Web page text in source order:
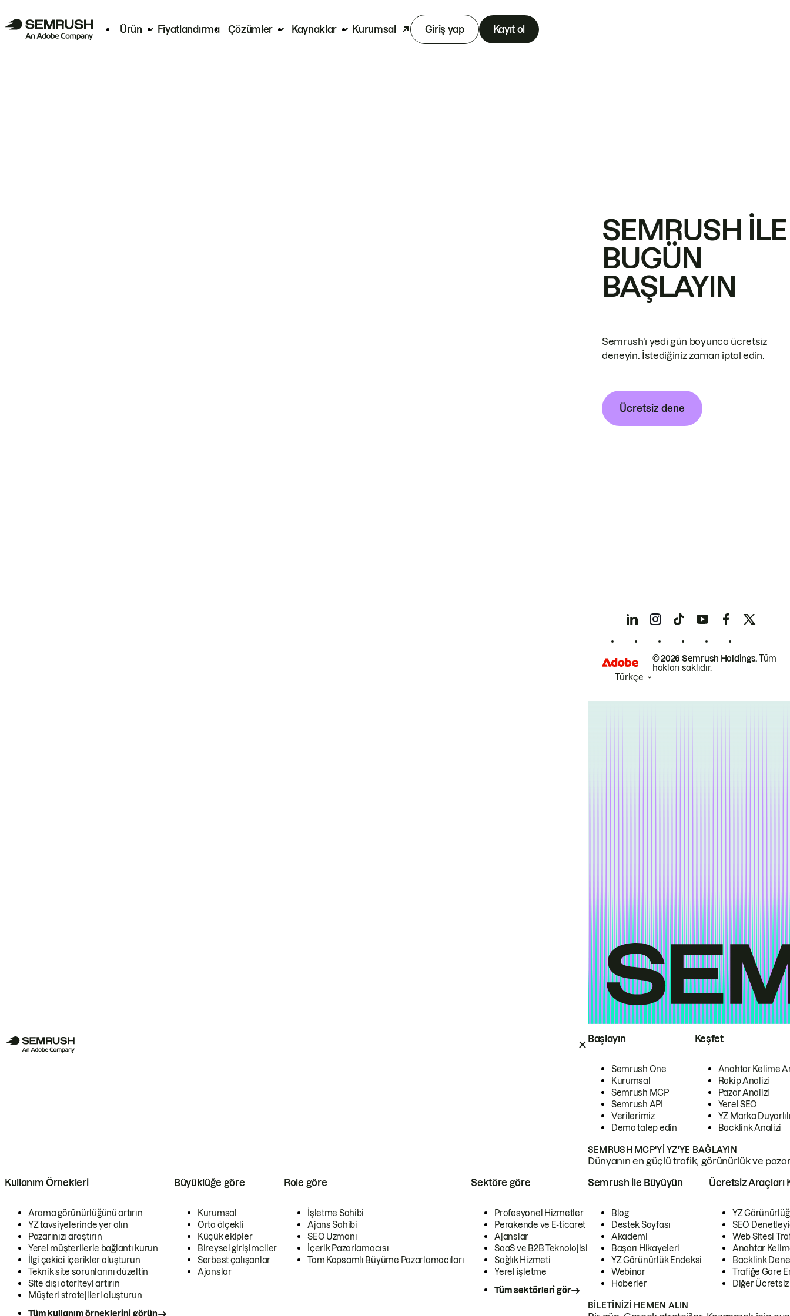
Ürün Fiyatlandırma Çözümler Kaynaklar Kurumsal Giriş yap Kayıt ol
Başlayın
Semrush One
Kurumsal
Semrush MCP
Semrush API
Verilerimiz
Demo talep edin
Keşfet
Anahtar Kelime
Rakip Analizi
Pazar Analizi
Yerel SEO
YZ Marka
Backlink Analizi
SEMRUSH MCP'YI YZ'YE BAĞLAYIN
Dünyanın en güçlü trafik, görünürlük ve
Kullanım Örnekleri
Arama görünürlüğünü artırın
YZ tavsiyelerinde yer alın
Pazarınızı araştırın
Yerel müşterilerle bağlantı kurun
İlgi çekici içerikler oluşturun
Teknik site sorunlarını düzeltin
Site dışı otoriteyi artırın
Müşteri stratejileri oluşturun
Tüm kullanım örneklerini görün
Büyüklüğe göre
Kurumsal
Orta ölçekli
Küçük ekipler
Bireysel girişimciler
Serbest çalışanlar
Ajanslar
Role göre
İşletme Sahibi
Ajans Sahibi
SEO Uzmanı
İçerik Pazarlamacısı
Tam Kapsamlı Büyüme Pazarlamacıları
Sektöre göre
Profesyonel Hizmetler
Perakende ve E-ticaret
Ajanslar
SaaS ve B2B Teknolojisi
Sağlık Hizmeti
Yerel işletme
Tüm sektörleri gör
Semrush ile Büyüyün
Blog
Destek Sayfası
Akademi
Başarı Hikayeleri
YZ Görünürlük Endeksi
Webinar
Haberler
Ücretsiz Araçları
YZ
SEO
Web Sitesi
Anahtar
Backlink
Trafiğe Göre
Diğer
BILETINIZI HEMEN ALIN
SEMRUSH ILE
BUGÜN
BAŞLAYIN
Semrush'ı yedi gün boyunca ücretsiz
deneyin. İstediğiniz zaman iptal edin.
Ücretsiz dene
© 2026 Semrush Holdings.Tüm
hakları saklıdır.
Türkçe